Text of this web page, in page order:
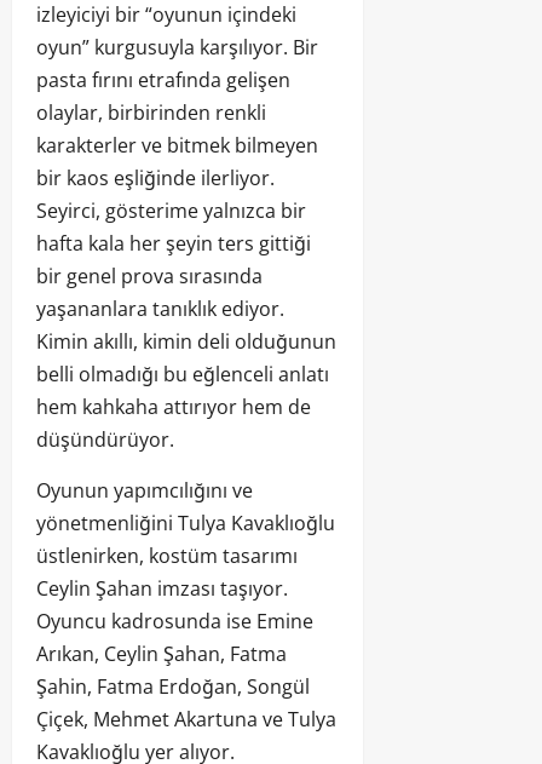
izleyiciyi bir “oyunun içindeki
oyun” kurgusuyla karşılıyor. Bir
pasta fırını etrafında gelişen
olaylar, birbirinden renkli
karakterler ve bitmek bilmeyen
bir kaos eşliğinde ilerliyor.
Seyirci, gösterime yalnızca bir
hafta kala her şeyin ters gittiği
bir genel prova sırasında
yaşananlara tanıklık ediyor.
Kimin akıllı, kimin deli olduğunun
belli olmadığı bu eğlenceli anlatı
hem kahkaha attırıyor hem de
düşündürüyor.
Oyunun yapımcılığını ve
yönetmenliğini Tulya Kavaklıoğlu
üstlenirken, kostüm tasarımı
Ceylin Şahan imzası taşıyor.
Oyuncu kadrosunda ise Emine
Arıkan, Ceylin Şahan, Fatma
Şahin, Fatma Erdoğan, Songül
Çiçek, Mehmet Akartuna ve Tulya
Kavaklıoğlu yer alıyor.